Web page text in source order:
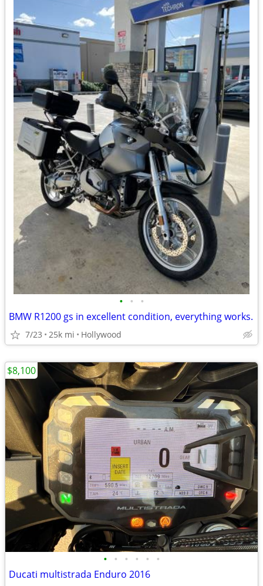
• • •
BMW R1200 gs in excellent condition, everything works.
7/23 25k mi Hollywood
• • • • • •
Ducati multistrada Enduro 2016
$8,100